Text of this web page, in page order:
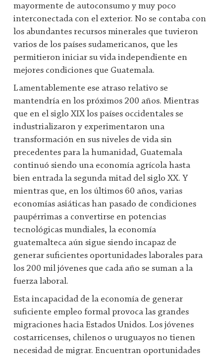
mayormente de autoconsumo y muy poco
interconectada con el exterior. No se contaba con
los abundantes recursos minerales que tuvieron
varios de los países sudamericanos, que les
permitieron iniciar su vida independiente en
mejores condiciones que Guatemala.
Lamentablemente ese atraso relativo se
mantendría en los próximos 200 años. Mientras
que en el siglo XIX los países occidentales se
industrializaron y experimentaron una
transformación en sus niveles de vida sin
precedentes para la humanidad, Guatemala
continuó siendo una economía agrícola hasta
bien entrada la segunda mitad del siglo XX. Y
mientras que, en los últimos 60 años, varias
economías asiáticas han pasado de condiciones
paupérrimas a convertirse en potencias
tecnológicas mundiales, la economía
guatemalteca aún sigue siendo incapaz de
generar suficientes oportunidades laborales para
los 200 mil jóvenes que cada año se suman a la
fuerza laboral.
Esta incapacidad de la economía de generar
suficiente empleo formal provoca las grandes
migraciones hacia Estados Unidos. Los jóvenes
costarricenses, chilenos o uruguayos no tienen
necesidad de migrar. Encuentran oportunidades